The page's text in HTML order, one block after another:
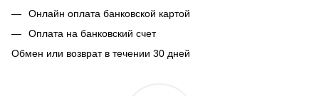
Онлайн оплата банковской картой
Оплата на банковский счет
Обмен или возврат в течении 30 дней